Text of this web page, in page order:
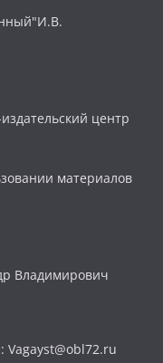
центр
материалов
Владимирович
Vagayst@obl72.ru